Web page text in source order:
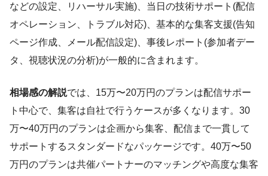
などの設定、リハーサル実施)、当日の技術サポート(配信
オペレーション、トラブル対応)、基本的な集客支援(告知
ページ作成、メール配信設定)、事後レポート(参加者デー
タ、視聴状況の分析)が一般的に含まれます。
相場感の解説では、15万〜20万円のプランは配信サポー
ト中心で、集客は自社で行うケースが多くなります。30
万〜40万円のプランは企画から集客、配信まで一貫して
サポートするスタンダードなパッケージです。40万〜50
万円のプランは共催パートナーのマッチングや高度な集客